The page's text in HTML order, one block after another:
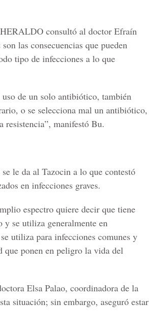
consultó al doctor Efraín
las consecuencias que pueden
tipo de infecciones a lo que
de un solo antibiótico, también
o se selecciona mal un antibiótico,
resistencia”, manifestó Bu.
le da al Tazocin a lo que contestó
en infecciones graves.
espectro quiere decir que tiene
y se utiliza generalmente en
utiliza para infecciones comunes y
que ponen en peligro la vida del
Elsa Palao, coordinadora de la
situación; sin embargo, aseguró estar